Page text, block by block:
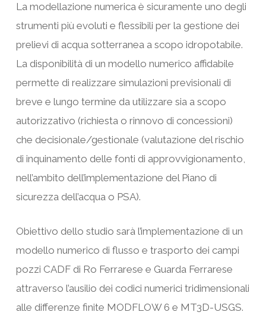
La modellazione numerica è sicuramente uno degli
strumenti più evoluti e flessibili per la gestione dei
prelievi di acqua sotterranea a scopo idropotabile.
La disponibilità di un modello numerico affidabile
permette di realizzare simulazioni previsionali di
breve e lungo termine da utilizzare sia a scopo
autorizzativo (richiesta o rinnovo di concessioni)
che decisionale/gestionale (valutazione del rischio
di inquinamento delle fonti di approvvigionamento,
nell’ambito dell’implementazione del Piano di
sicurezza dell’acqua o PSA).
Obiettivo dello studio sarà l’implementazione di un
modello numerico di flusso e trasporto dei campi
pozzi CADF di Ro Ferrarese e Guarda Ferrarese
attraverso l’ausilio dei codici numerici tridimensionali
alle differenze finite MODFLOW 6 e MT3D-USGS.